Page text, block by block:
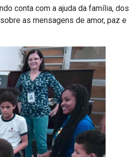
conta com a ajuda da família, dos
as mensagens de amor, paz e